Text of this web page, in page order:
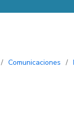
/ Comunicaciones /